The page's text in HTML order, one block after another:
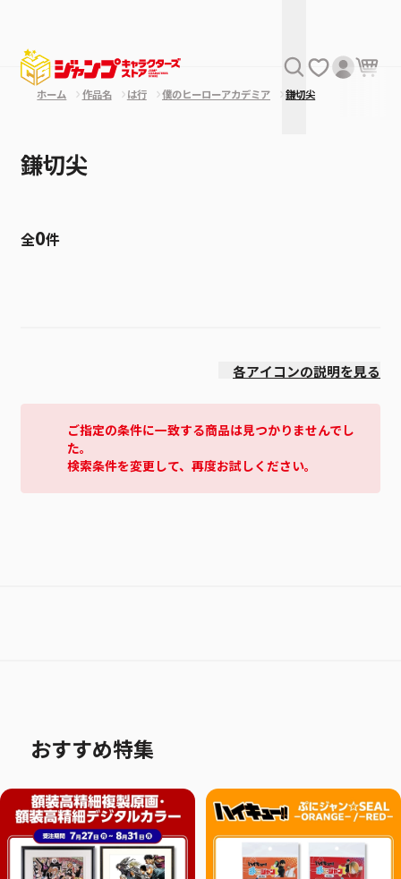
ホーム 作品名 は行 僕のヒーローアカデミア 鎌切尖
鎌切尖
全0件
各アイコンの説明を見る
ご指定の条件に一致する商品は見つかりませんでし
た。
検索条件を変更して、再度お試しください。
おすすめ特集